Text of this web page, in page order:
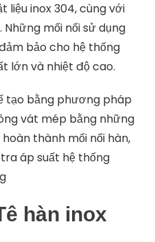
liệu inox 304, cùng với
mối nối sử dụng
bảo cho hệ thống
lớn và nhiệt độ cao.
tạo bằng phương pháp
vát mép bằng những
thành mối nối hàn,
áp suất hệ thống
hàn inox